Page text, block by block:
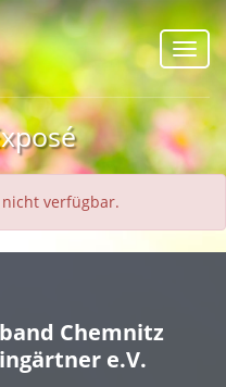
verfügbar.
Chemnitz
e.V.